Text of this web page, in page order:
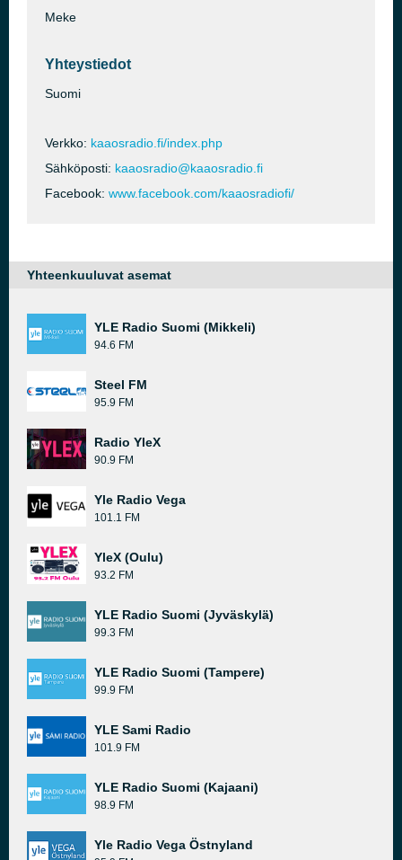
Meke
Yhteystiedot
Suomi
Verkko: kaaosradio.fi/index.php
Sähköposti: kaaosradio@kaaosradio.fi
Facebook: www.facebook.com/kaaosradiofi/
Yhteenkuuluvat asemat
YLE Radio Suomi (Mikkeli)
94.6 FM
Steel FM
95.9 FM
Radio YleX
90.9 FM
Yle Radio Vega
101.1 FM
YleX (Oulu)
93.2 FM
YLE Radio Suomi (Jyväskylä)
99.3 FM
YLE Radio Suomi (Tampere)
99.9 FM
YLE Sami Radio
101.9 FM
YLE Radio Suomi (Kajaani)
98.9 FM
Yle Radio Vega Östnyland